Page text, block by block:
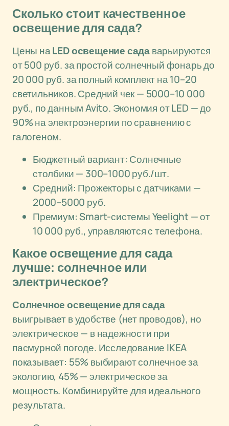
Сколько стоит качественное
освещение для сада?
Цены наLED освещение садаварьируются
от 500 руб. за простой солнечный фонарь до
20 000 руб. за полный комплект на 10–20
светильников. Средний чек — 5000–10 000
руб., по данным Avito. Экономия от LED — до
90% на электроэнергии по сравнению с
галогеном.
Бюджетный вариант: Солнечные
столбики — 300–1000 руб./шт.
Средний: Прожекторы с датчиками —
2000–5000 руб.
Премиум: Smart-системы Yeelight — от
10 000 руб., управляются с телефона.
Какое освещение для сада
лучше: солнечное или
электрическое?
Солнечное освещение для сада
выигрывает в удобстве (нет проводов), но
электрическое — в надежности при
пасмурной погоде. Исследование IKEA
показывает: 55% выбирают солнечное за
экологию, 45% — электрическое за
мощность. Комбинируйте для идеального
результата.